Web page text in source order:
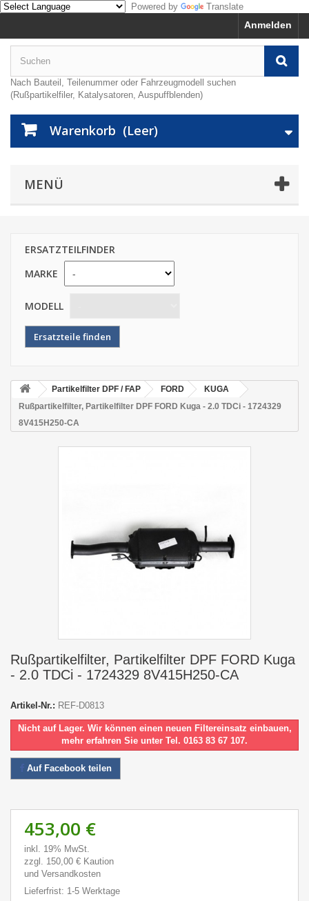
Powered by Translate
Anmelden
Nach Bauteil, Teilenummer oder Fahrzeugmodell suchen
(Rußpartikelfiler, Katalysatoren, Auspuffblenden)
Warenkorb (Leer)
MENÜ
ERSATZTEILFINDER
MARKE
MODELL
Partikelfilter DPF / FAP FORD
KUGA
Rußpartikelfilter, Partikelfilter DPF FORD Kuga - 2.0 TDCi - 1724329
8V415H250-CA
Rußpartikelfilter, Partikelfilter DPF FORD Kuga
- 2.0 TDCi - 1724329 8V415H250-CA
Artikel-Nr.: REF-D0813
Nicht auf Lager. Wir können einen neuen Filtereinsatz einbauen,
mehr erfahren Sie unter Tel. 0163 83 67 107.
Auf Facebook teilen
453,00 €
inkl. 19% MwSt.
zzgl. 150,00 € Kaution
und Versandkosten
Lieferfrist: 1-5 Werktage